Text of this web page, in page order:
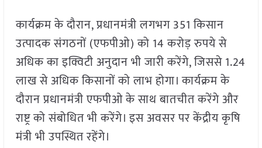
कार्यक्रम के दौरान, प्रधानमंत्री लगभग 351 किसान
उत्पादक संगठनों (एफपीओ) को 14 करोड़ रुपये से
अधिक का इक्विटी अनुदान भी जारी करेंगे, जिससे 1.24
लाख से अधिक किसानों को लाभ होगा। कार्यक्रम के
दौरान प्रधानमंत्री एफपीओ के साथ बातचीत करेंगे और
राष्ट्र को संबोधित भी करेंगे। इस अवसर पर केंद्रीय कृषि
मंत्री भी उपस्थित रहेंगे।